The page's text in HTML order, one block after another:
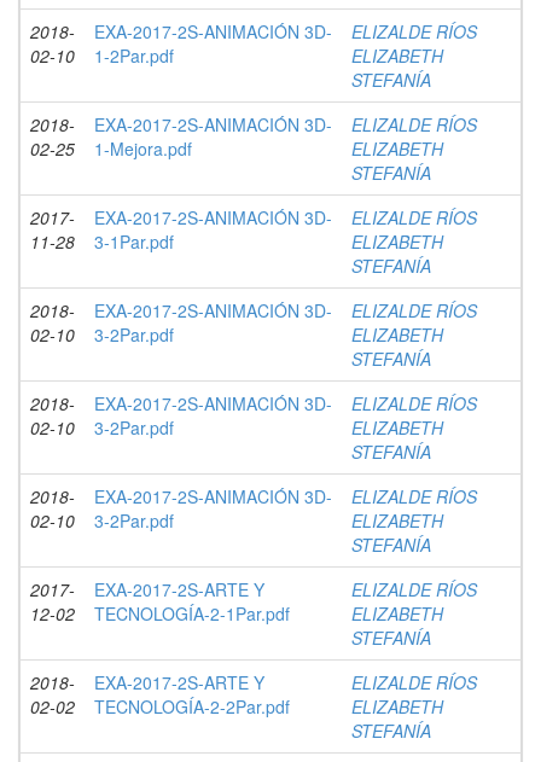
2018-
02-10
EXA-2017-2S-ANIMACIÓN 3D-
1-2Par.pdf
ELIZALDE RÍOS
ELIZABETH
STEFANÍA
2018-
02-25
EXA-2017-2S-ANIMACIÓN 3D-
1-Mejora.pdf
ELIZALDE RÍOS
ELIZABETH
STEFANÍA
2017-
11-28
EXA-2017-2S-ANIMACIÓN 3D-
3-1Par.pdf
ELIZALDE RÍOS
ELIZABETH
STEFANÍA
2018-
02-10
EXA-2017-2S-ANIMACIÓN 3D-
3-2Par.pdf
ELIZALDE RÍOS
ELIZABETH
STEFANÍA
2018-
02-10
EXA-2017-2S-ANIMACIÓN 3D-
3-2Par.pdf
ELIZALDE RÍOS
ELIZABETH
STEFANÍA
2018-
02-10
EXA-2017-2S-ANIMACIÓN 3D-
3-2Par.pdf
ELIZALDE RÍOS
ELIZABETH
STEFANÍA
2017-
12-02
EXA-2017-2S-ARTE Y
TECNOLOGÍA-2-1Par.pdf
ELIZALDE RÍOS
ELIZABETH
STEFANÍA
2018-
02-02
EXA-2017-2S-ARTE Y
TECNOLOGÍA-2-2Par.pdf
ELIZALDE RÍOS
ELIZABETH
STEFANÍA